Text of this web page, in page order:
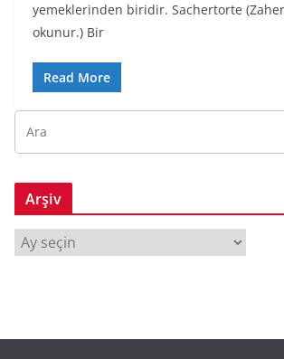
yemeklerinden biridir. Sachertorte
okunur.) Bir
Read More
Arşiv